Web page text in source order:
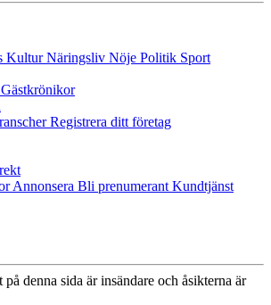
KulturNäringsliv Nöje Politik Sport
Gästkrönikor
Registrera ditt företag
Annonsera Bli prenumerant Kundtjänst
denna sida är insändare och åsikterna är